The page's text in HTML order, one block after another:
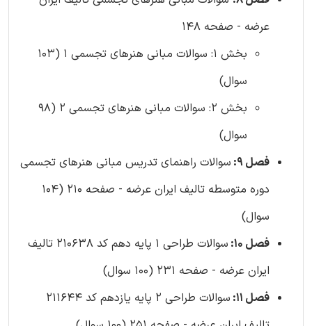
عرضه - صفحه 148
بخش 1: سوالات مبانی هنرهای تجسمی 1 (103
سوال)
بخش 2: سوالات مبانی هنرهای تجسمی 2 (98
سوال)
فصل 9:
سوالات راهنمای تدریس مبانی هنرهای تجسمی
دوره متوسطه تالیف ایران عرضه - صفحه 210 (104
سوال)
فصل 10:
سوالات طراحی 1 پایه دهم کد 210638 تالیف
ایران عرضه - صفحه 231 (100 سوال)
فصل 11:
سوالات طراحی 2 پایه یازدهم کد 211644